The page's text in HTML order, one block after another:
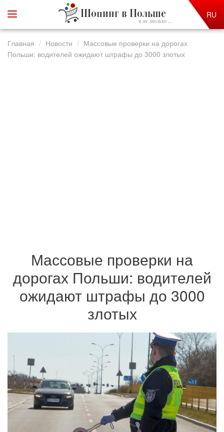
Шопинг в Польше
и не только ...
RU
Главная Новости
Массовые проверки на дорогах
Польши: водителей ожидают штрафы до 3000 злотых
Массовые проверки на
дорогах Польши: водителей
ожидают штрафы до 3000
злотых